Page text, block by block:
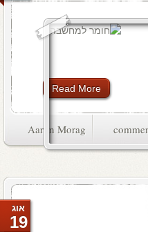
Read More
Aaron Morag
אוג
19